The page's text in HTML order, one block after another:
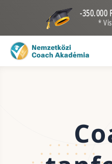
-350.000
*